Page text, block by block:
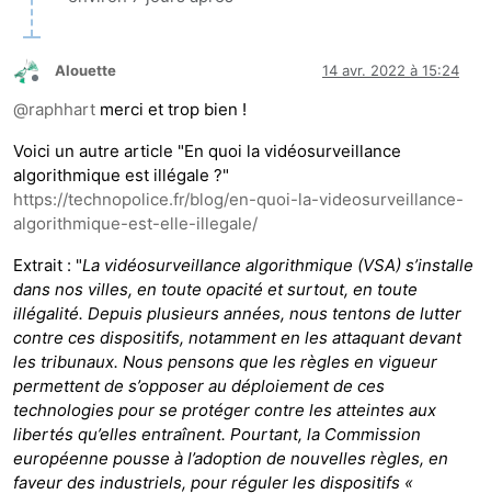
Hors-ligne
Alouette 14 avr. 2022 à 15:24
@raphhart merci et trop bien !
Voici un autre article "En quoi la vidéosurveillance
algorithmique est illégale ?"
https://technopolice.fr/blog/en-quoi-la-videosurveillance-
algorithmique-est-elle-illegale/
Extrait : "La vidéosurveillance algorithmique (VSA) s’installe
dans nos villes, en toute opacité et surtout, en toute
illégalité. Depuis plusieurs années, nous tentons de lutter
contre ces dispositifs, notamment en les attaquant devant
les tribunaux. Nous pensons que les règles en vigueur
permettent de s’opposer au déploiement de ces
technologies pour se protéger contre les atteintes aux
libertés qu’elles entraînent. Pourtant, la Commission
européenne pousse à l’adoption de nouvelles règles, en
faveur des industriels, pour réguler les dispositifs «